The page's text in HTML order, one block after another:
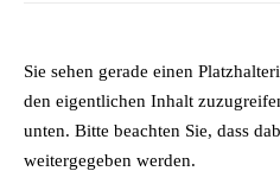
Sie sehen gerade einen
den eigentlichen Inhalt
unten. Bitte beachten Sie, dass
weitergegeben werden.